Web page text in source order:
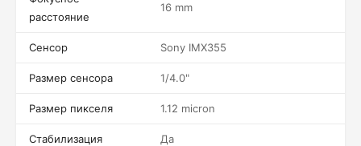
расстояние
16 mm
Сенсор Sony IMX355
Размер сенсора 1/4.0"
Размер пикселя 1.12 micron
Стабилизация Да